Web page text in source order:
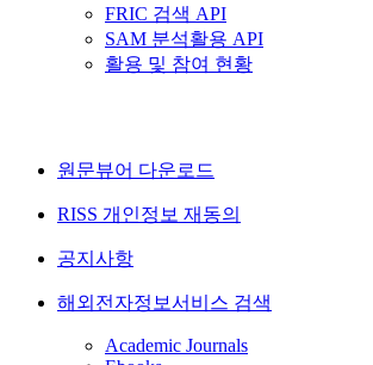
FRIC 검색 API
SAM 분석활용 API
활용 및 참여 현황
원문뷰어 다운로드
RISS 개인정보 재동의
공지사항
해외전자정보서비스 검색
Academic Journals